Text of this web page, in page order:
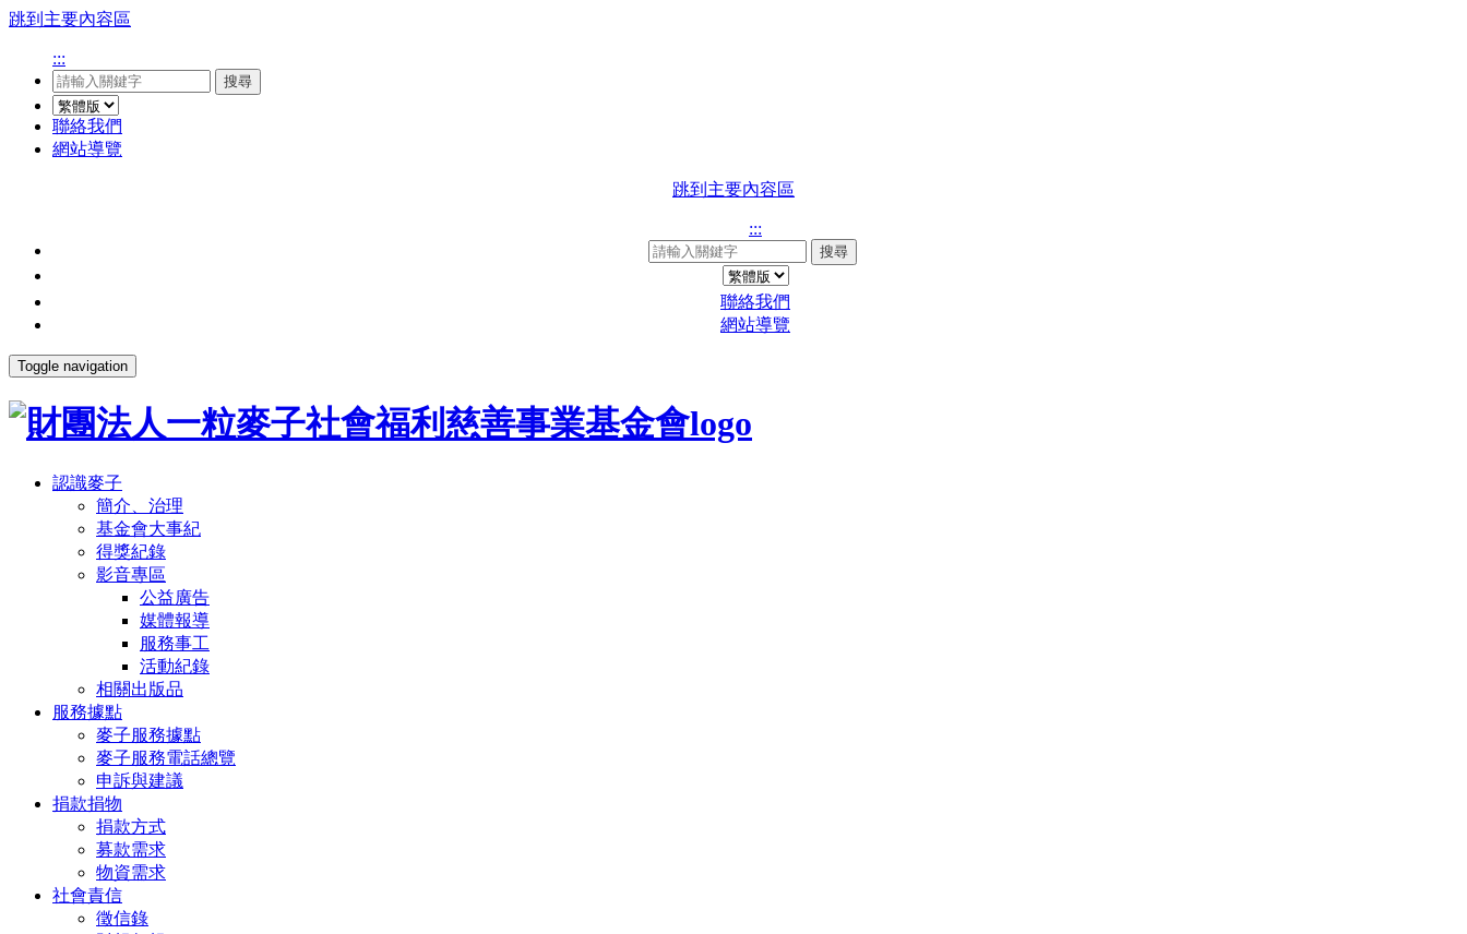
跳到主要內容區
:::
搜尋
聯絡我們
網站導覽
跳到主要內容區
:::
搜尋
聯絡我們
網站導覽
Toggle navigation
認識麥子
簡介、治理
基金會大事紀
得獎紀錄
影音專區
公益廣告
媒體報導
服務事工
活動紀錄
相關出版品
服務據點
麥子服務據點
麥子服務電話總覽
申訴與建議
捐款捐物
捐款方式
募款需求
物資需求
社會責信
徵信錄